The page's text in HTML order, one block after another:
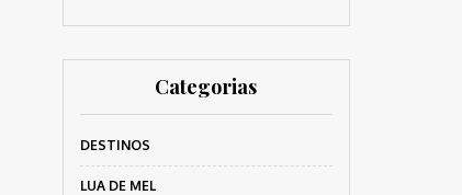
Categorias
DESTINOS
LUA DE MEL